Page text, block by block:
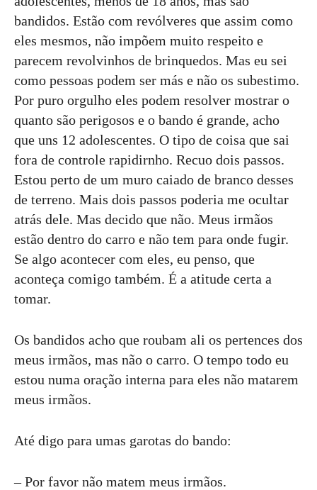
bandidos. Estão com revólveres que assim como
eles mesmos, não impõem muito respeito e
parecem revolvinhos de brinquedos. Mas eu sei
como pessoas podem ser más e não os subestimo.
Por puro orgulho eles podem resolver mostrar o
quanto são perigosos e o bando é grande, acho
que uns 12 adolescentes. O tipo de coisa que sai
fora de controle rapidirnho. Recuo dois passos.
Estou perto de um muro caiado de branco desses
de terreno. Mais dois passos poderia me ocultar
atrás dele. Mas decido que não. Meus irmãos
estão dentro do carro e não tem para onde fugir.
Se algo acontecer com eles, eu penso, que
aconteça comigo também. É a atitude certa a
tomar.
Os bandidos acho que roubam ali os pertences dos
meus irmãos, mas não o carro. O tempo todo eu
estou numa oração interna para eles não matarem
meus irmãos.
Até digo para umas garotas do bando:
– Por favor não matem meus irmãos.